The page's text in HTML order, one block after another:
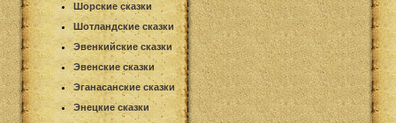
Шорские сказки
Шотландские сказки
Эвенкийские сказки
Эвенские сказки
Эганасанские сказки
Энецкие сказки